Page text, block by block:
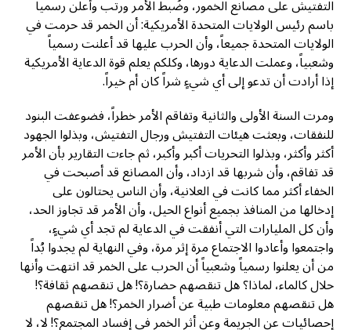
التفتيش على مصانع الخمور، وضُبط الأمر ورتب وأعلن رسمياً
باسم رئيس الولايات المتحدة الأمريكية: أن الخمر قد حرمت في
الولايات المتحدة جميعاً، وأن الحرب عليها قد أعلنت رسمياً
وشعبياً، وعملت الدعاية دورها، وكلكم يعلم قوة الدعاية الأمريكية
إذا أرادت أن تدعو إلى أي شيءٍ شراً كان أم خيراً.
ومرت السنة الأولى والثانية وتفاقم الأمر خطراً، فضوعفت البنود
للنفقات، وبعثت هيئات التفتيش ورجال التفتيش، وبذلوا الجهود
أكثر وأكثر، وبذلوا التحريات أكبر وأكبر، ثم جاءت التقارير بأن الأمر
قد تفاقم، وأن شربها قد ازداد، وأن المصانع قد أصبحت في
الخفاء أكثر مما كانت في العلانية، وأن الناس يحتالون على
إدخالها من المنافذ بجميع أنواع الحيل، وأن الأمر قد تجاوز الحد،
وأن كل المليارات التي أنفقت في الدعاية لم تجد أي شيءٍ،
واجتمعوا وأعادوا الاجتماع مرة إثر مرة، وفي النهاية لم يجدوا بُداً
من أن يعلنوا رسمياً وشعبياً أن الحرب على الخمر قد انتهت وأنها
حلال كالماء، لماذا؟ هل تنقصهم حضارة؟! هل تنقصهم ثقافة؟!
هل تنقصهم معلومات طبية عن أضرار الخمر؟! هل تنقصهم
إحصائيات عن الجريمة وعن أثر الخمر في إفساد المجتمع؟! لا، لا